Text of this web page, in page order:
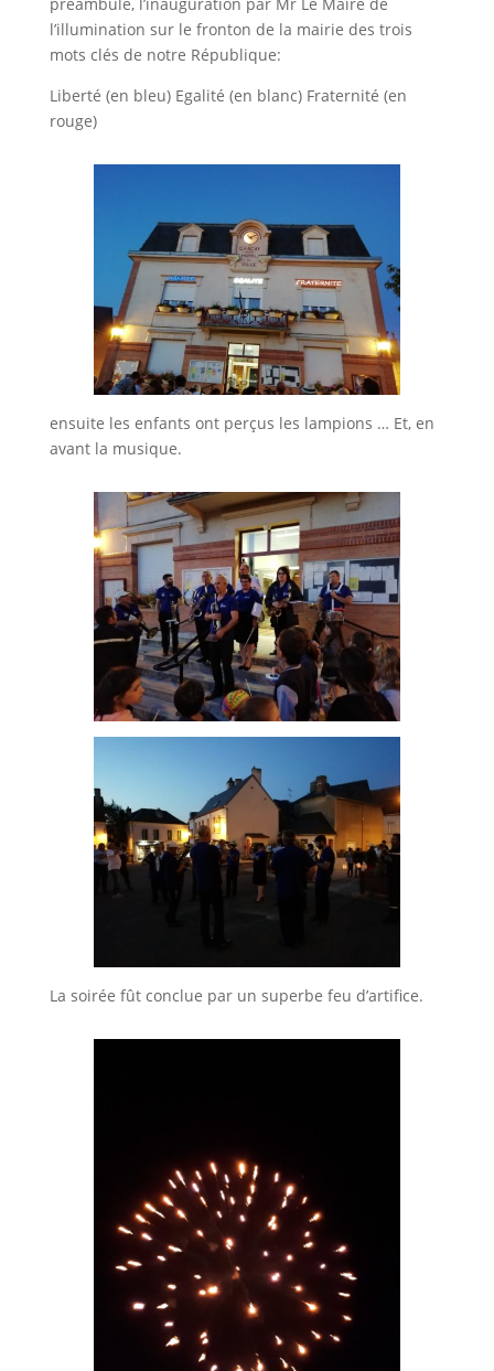
l’illumination sur le fronton de la mairie des trois
mots clés de notre République:
Liberté (en bleu) Egalité (en blanc) Fraternité (en
rouge)
ensuite les enfants ont perçus les lampions … Et, en
avant la musique.
La soirée fût conclue par un superbe feu d’artifice.